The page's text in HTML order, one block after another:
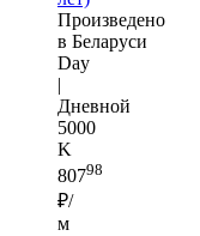
Произведено
в Беларуси
Day
|
Дневной
5000
K
80798
₽/
м